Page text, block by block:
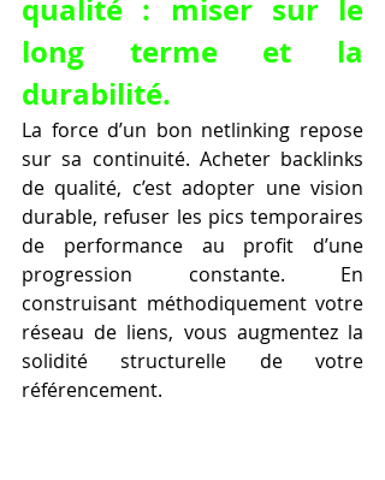
qualité : miser sur le
long terme et la
durabilité.
La force d’un bon netlinking repose
sur sa continuité. Acheter backlinks
de qualité, c’est adopter une vision
durable, refuser les pics temporaires
de performance au profit d’une
progression constante. En
construisant méthodiquement votre
réseau de liens, vous augmentez la
solidité structurelle de votre
référencement.